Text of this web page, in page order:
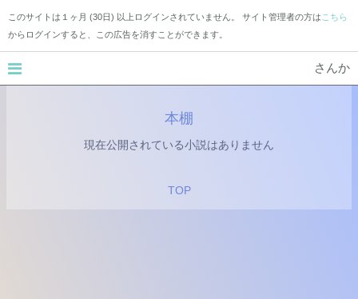
このサイトは１ヶ月 (30日) 以上ログインされていません。 サイト管理者の方は こちら
からログインすると、この広告を消すことができます。
さんか
本棚
現在公開されている小説はありません
TOP